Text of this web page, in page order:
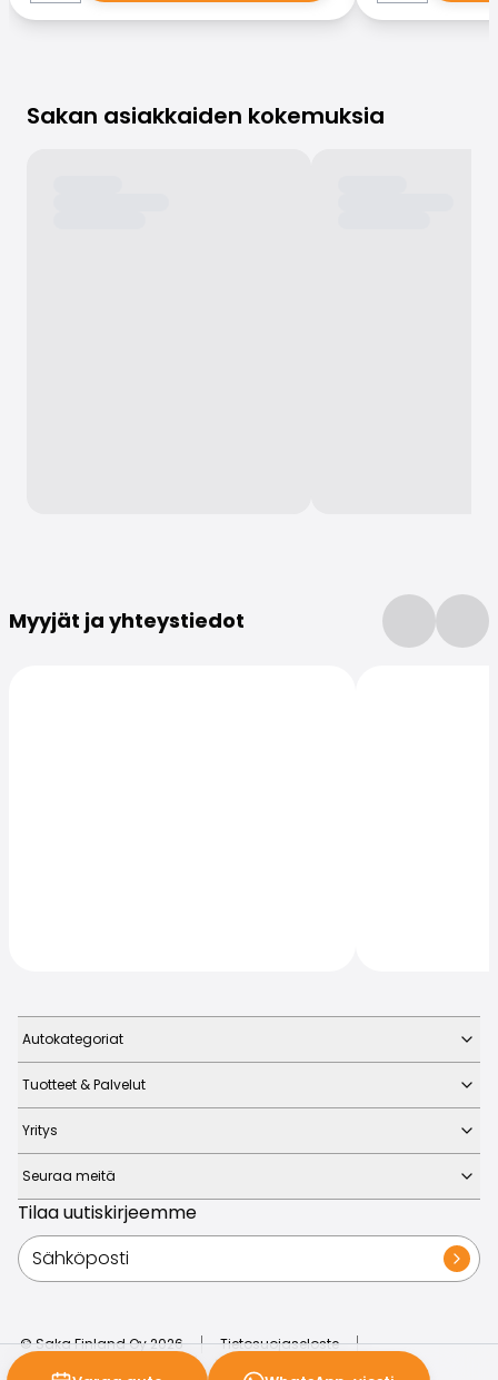
Sakan asiakkaiden kokemuksia
Myyjät ja yhteystiedot
Autokategoriat
Tuotteet & Palvelut
Yritys
Seuraa meitä
Tilaa uutiskirjeemme
© Saka Finland Oy2026
Tietosuojaseloste
Evästeasetukset